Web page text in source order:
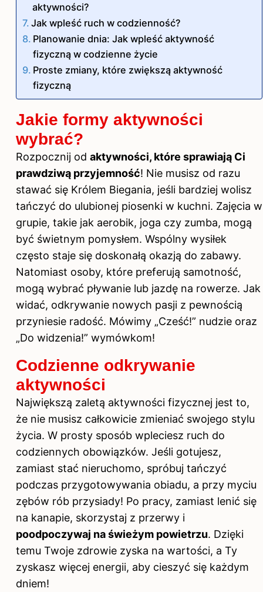
aktywności?
Jak wpleść ruch w codzienność?
Planowanie dnia: Jak wpleść aktywność
fizyczną w codzienne życie
Proste zmiany, które zwiększą aktywność
fizyczną
Jakie formy aktywności
wybrać?
Rozpocznij od aktywności, które sprawiają Ci
prawdziwą przyjemność! Nie musisz od razu
stawać się Królem Biegania, jeśli bardziej wolisz
tańczyć do ulubionej piosenki w kuchni. Zajęcia w
grupie, takie jak aerobik, joga czy zumba, mogą
być świetnym pomysłem. Wspólny wysiłek
często staje się doskonałą okazją do zabawy.
Natomiast osoby, które preferują samotność,
mogą wybrać pływanie lub jazdę na rowerze. Jak
widać, odkrywanie nowych pasji z pewnością
przyniesie radość. Mówimy „Cześć!” nudzie oraz
„Do widzenia!” wymówkom!
Codzienne odkrywanie
aktywności
Największą zaletą aktywności fizycznej jest to,
że nie musisz całkowicie zmieniać swojego stylu
życia. W prosty sposób wpleciesz ruch do
codziennych obowiązków. Jeśli gotujesz,
zamiast stać nieruchomo, spróbuj tańczyć
podczas przygotowywania obiadu, a przy myciu
zębów rób przysiady! Po pracy, zamiast lenić się
na kanapie, skorzystaj z przerwy i
poodpoczywaj na świeżym powietrzu. Dzięki
temu Twoje zdrowie zyska na wartości, a Ty
zyskasz więcej energii, aby cieszyć się każdym
dniem!